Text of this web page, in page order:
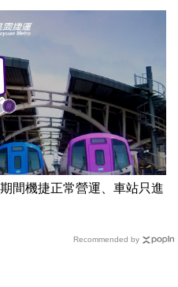
間機捷正常營運、車站只進
Recommended by